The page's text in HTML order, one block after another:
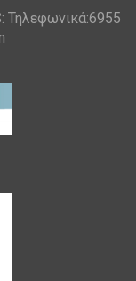
Τηλεφωνικά:6955